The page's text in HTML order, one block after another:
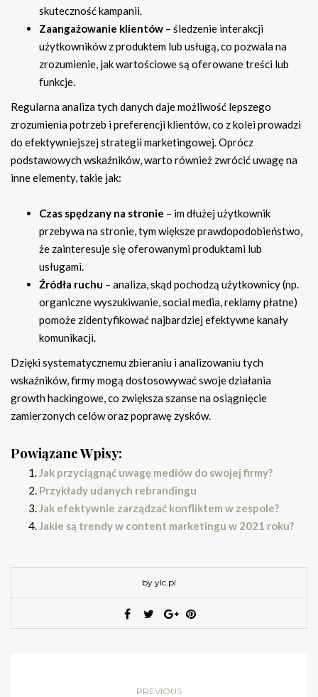
skuteczność kampanii.
Zaangażowanie klientów – śledzenie interakcji
użytkowników z produktem lub usługą, co pozwala na
zrozumienie, jak wartościowe są oferowane treści lub
funkcje.
Regularna analiza tych danych daje możliwość lepszego
zrozumienia potrzeb i preferencji klientów, co z kolei prowadzi
do efektywniejszej strategii marketingowej. Oprócz
podstawowych wskaźników, warto również zwrócić uwagę na
inne elementy, takie jak:
Czas spędzany na stronie – im dłużej użytkownik
przebywa na stronie, tym większe prawdopodobieństwo,
że zainteresuje się oferowanymi produktami lub
usługami.
Źródła ruchu – analiza, skąd pochodzą użytkownicy (np.
organiczne wyszukiwanie, social media, reklamy płatne)
pomoże zidentyfikować najbardziej efektywne kanały
komunikacji.
Dzięki systematycznemu zbieraniu i analizowaniu tych
wskaźników, firmy mogą dostosowywać swoje działania
growth hackingowe, co zwiększa szanse na osiągnięcie
zamierzonych celów oraz poprawę zysków.
Powiązane Wpisy:
Jak przyciągnąć uwagę mediów do swojej firmy?
Przykłady udanych rebrandingu
Jak efektywnie zarządzać konfliktem w zespole?
Jakie są trendy w content marketingu w 2021 roku?
by ylc.pl
PREVIOUS